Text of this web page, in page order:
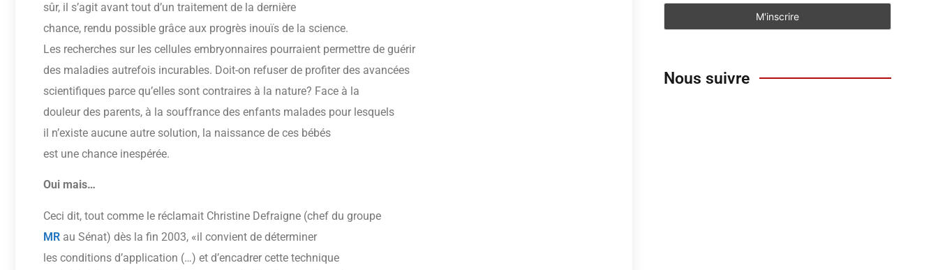
sûr, il s’agit avant tout d’un traitement de la dernière
chance, rendu possible grâce aux progrès inouïs de la science.
Les recherches sur les cellules embryonnaires pourraient permettre de guérir
des maladies autrefois incurables. Doit-on refuser de profiter des avancées
scientifiques parce qu’elles sont contraires à la nature? Face à la
douleur des parents, à la souffrance des enfants malades pour lesquels
il n’existe aucune autre solution, la naissance de ces bébés
est une chance inespérée.
Oui mais…
Ceci dit, tout comme le réclamait Christine Defraigne (chef du groupe
MR au Sénat) dès la fin 2003, «il convient de déterminer
les conditions d’application (…) et d’encadrer cette technique
Nous suivre